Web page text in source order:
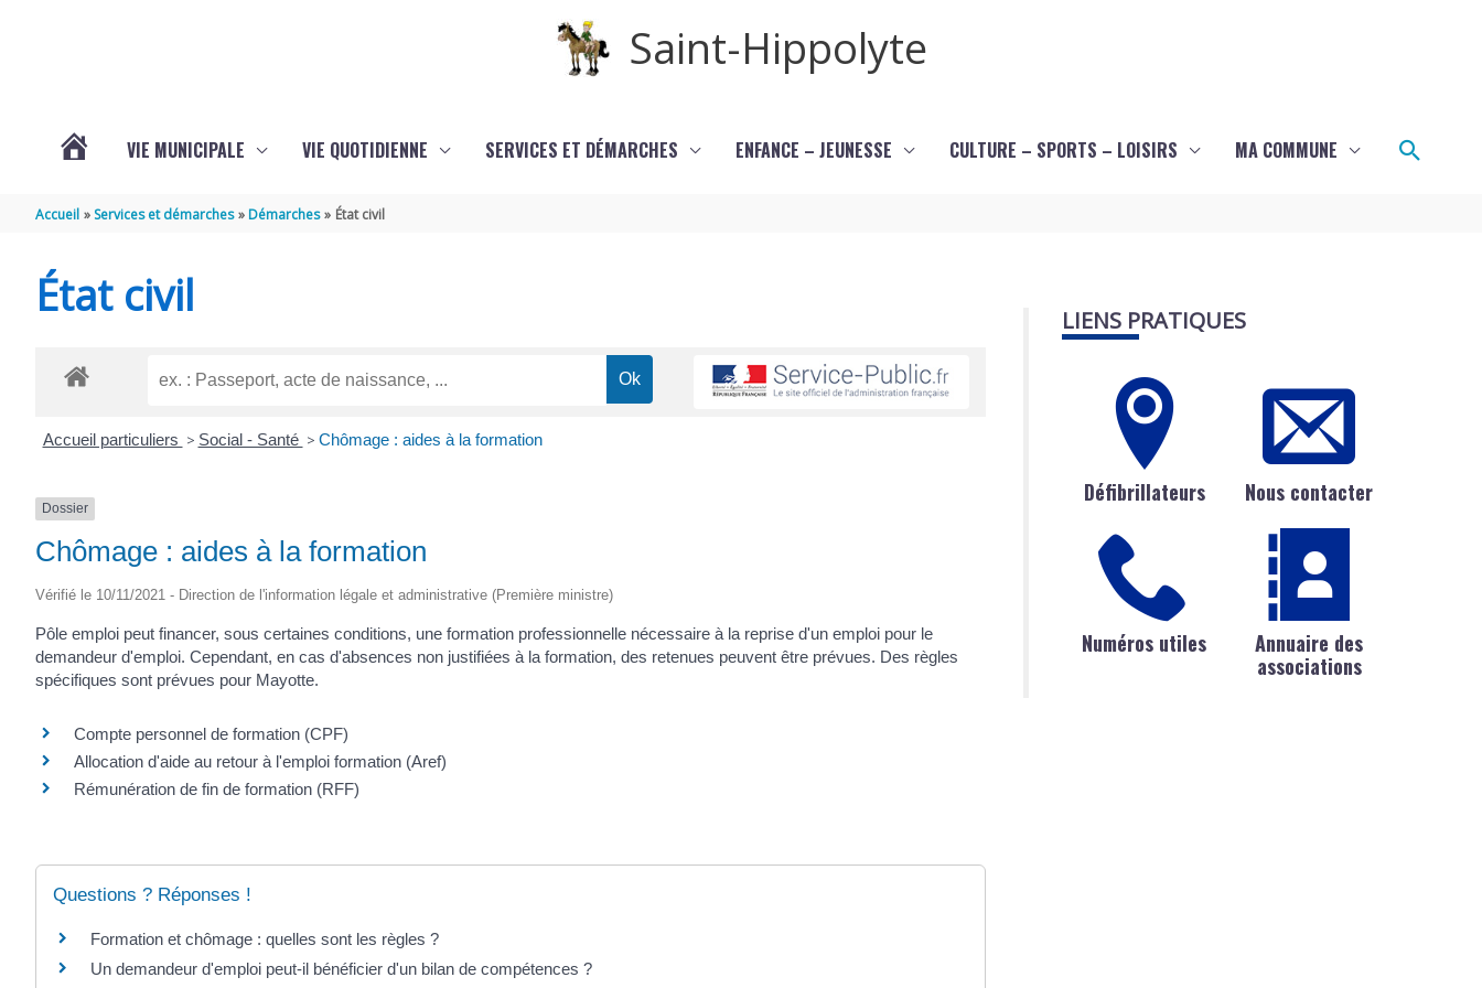
Saint-Hippolyte
SAINT-
(17430)
VIE MUNICIPALE VIE QUOTIDIENNE SERVICES ET DÉMARCHES ENFANCE – JEUNESSE CULTURE – SPORTS – LOISIRS MA COMMUNE
Accueil Services et démarches Démarches État civil
État civil
Accueil particuliers > Social - Santé > Chômage : aides à la formation
Dossier
Chômage : aides à la formation
Vérifié le 10/11/2021 - Direction de l'information légale et administrative (Première ministre)
Pôle emploi peut financer, sous certaines conditions, une formation professionnelle nécessaire à la reprise d'un emploi pour le
demandeur d'emploi. Cependant, en cas d'absences non justifiées à la formation, des retenues peuvent être prévues. Des règles
spécifiques sont prévues pour Mayotte.
Compte personnel de formation (CPF)
Allocation d'aide au retour à l'emploi formation (Aref)
Rémunération de fin de formation (RFF)
Questions ? Réponses !
Formation et chômage : quelles sont les règles ?
Un demandeur d'emploi peut-il bénéficier d'un bilan de compétences ?
LIENS PRATIQUES
Défibrillateurs Nous contacter
Numéros utiles
Annuaire des
associations